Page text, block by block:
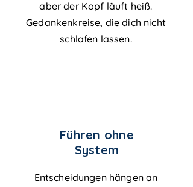
aber der Kopf läuft heiß.
Gedankenkreise, die dich nicht
schlafen lassen.
Führen ohne
System
Entscheidungen hängen an